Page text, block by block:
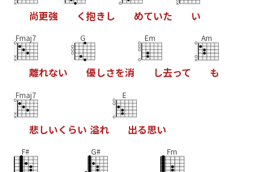
尚更強 く抱き し めていた い
Fmaj7
離れない
G
優しさを消
Em
し去って
Am
も
Fmaj7
悲しいく らい 溢れ
E
出る思い
F# G# Fm